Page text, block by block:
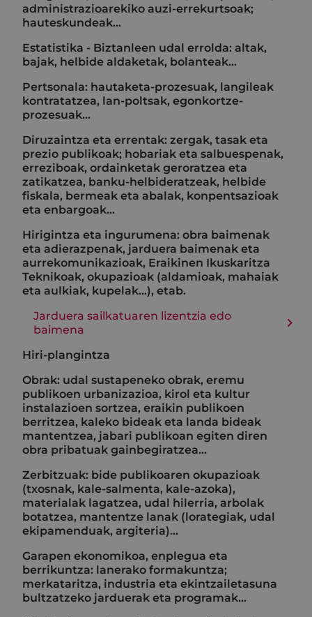
administrazioarekiko auzi-errekurtsoak;
hauteskundeak…
Estatistika - Biztanleen udal errolda: altak,
bajak, helbide aldaketak, bolanteak...
Pertsonala: hautaketa-prozesuak, langileak
kontratatzea, lan-poltsak, egonkortze-
prozesuak...
Diruzaintza eta errentak: zergak, tasak eta
prezio publikoak; hobariak eta salbuespenak,
erreziboak, ordainketak geroratzea eta
zatikatzea, banku-helbideratzeak, helbide
fiskala, bermeak eta abalak, konpentsazioak
eta enbargoak…
Hirigintza eta ingurumena: obra baimenak
eta adierazpenak, jarduera baimenak eta
aurrekomunikazioak, Eraikinen Ikuskaritza
Teknikoak, okupazioak (aldamioak, mahaiak
eta aulkiak, kupelak...), etab.
Jarduera sailkatuaren lizentzia edo
baimena
Hiri-plangintza
Obrak: udal sustapeneko obrak, eremu
publikoen urbanizazioa, kirol eta kultur
instalazioen sortzea, eraikin publikoen
berritzea, kaleko bideak eta landa bideak
mantentzea, jabari publikoan egiten diren
obra pribatuak gainbegiratzea…
Zerbitzuak: bide publikoaren okupazioak
(txosnak, kale-salmenta, kale-azoka),
materialak lagatzea, udal hilerria, arbolak
botatzea, mantentze lanak (lorategiak, udal
ekipamenduak, argiteria)...
Garapen ekonomikoa, enplegua eta
berrikuntza: lanerako formakuntza;
merkataritza, industria eta ekintzailetasuna
bultzatzeko jarduerak eta programak...